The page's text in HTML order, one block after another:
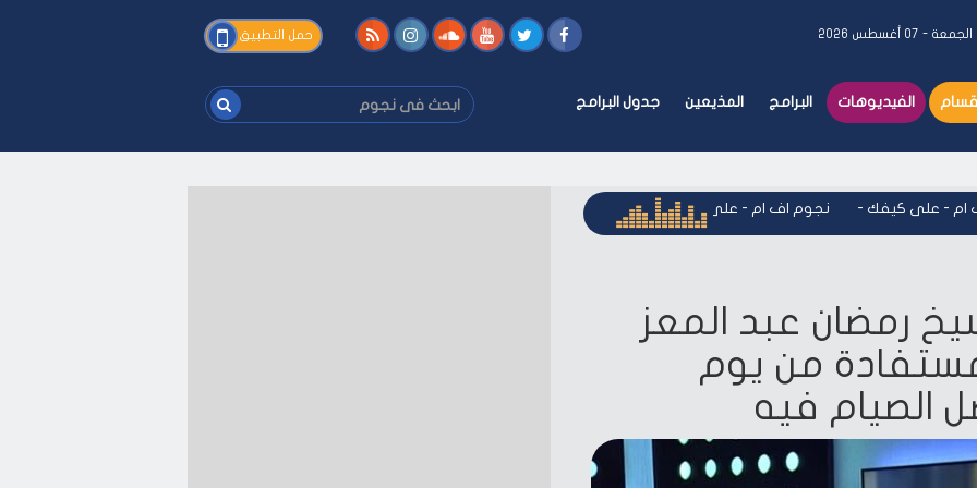
الجمعة - ٠٧ أغسطس ٢٠٢٦ حمل التطبيق
الفيديوهات البرامج المذيعين جدول البرامج
ابحث
فى
فى
- - على كيفك -نجوم اف ام - على كيفك نجوم اف ام - على كيفك
رمضان عبد المعز
من يوم
الصيام فيه